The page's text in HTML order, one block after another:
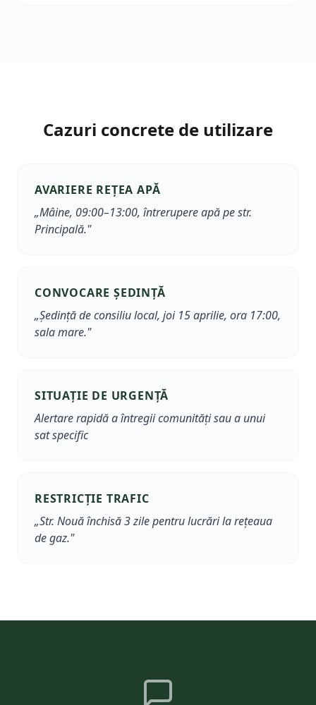
Cazuri concrete de utilizare
AVARIERE REȚEA APĂ
„Mâine, 09:00–13:00, întrerupere apă pe str.
Principală."
CONVOCARE ȘEDINȚĂ
„Ședință de consiliu local, joi 15 aprilie, ora 17:00,
sala mare."
SITUAȚIE DE URGENȚĂ
Alertare rapidă a întregii comunități sau a unui
sat specific
RESTRICȚIE TRAFIC
„Str. Nouă închisă 3 zile pentru lucrări la rețeaua
de gaz."